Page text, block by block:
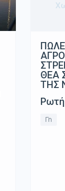
ΘΕΑ
ΤΗΣ
Γη